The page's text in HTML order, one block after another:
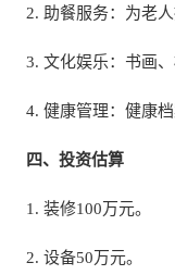
2. 助餐服务：为老
3. 文化娱乐：书画、
4. 健康管理：健康档
四、投资估算
1. 装修100万元。
2. 设备50万元。